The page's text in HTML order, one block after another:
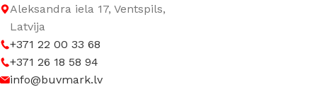
Aleksandra iela 17, Ventspils,
Latvija
+371 22 00 33 68
+371 26 18 58 94
info@buvmark.lv